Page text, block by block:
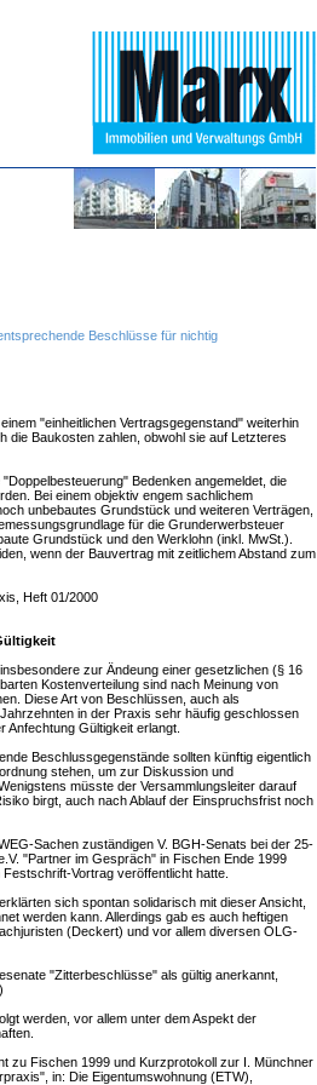
Beschlüsse für nichtig
"einheitlichen Vertragsgegenstand" weiterhin
Baukosten zahlen, obwohl sie auf Letzteres
Bedenken angemeldet, die
Bei einem objektiv engem sachlichem
unbebautes Grundstück und weiteren Verträgen,
für die Grunderwerbsteuer
Grundstück und den Werklohn (inkl. MwSt.).
wenn der Bauvertrag mit zeitlichem Abstand zum
Heft 01/2000
zur Ändeung einer gesetzlichen (§ 16
Kostenverteilung sind nach Meinung von
Diese Art von Beschlüssen, auch als
in der Praxis sehr häufig geschlossen
Gültigkeit erlangt.
Beschlussgegenstände sollten künftig eigentlich
stehen, um zur Diskussion und
müsste der Versammlungsleiter darauf
birgt, auch nach Ablauf der Einspruchsfrist noch
Sachen zuständigen V. BGH-Senats bei der 25-
"Partner im Gespräch" in Fischen Ende 1999
Vortrag veröffentlicht hatte.
sich spontan solidarisch mit dieser Ansicht,
werden kann. Allerdings gab es auch heftigen
(Deckert) und vor allem diversen OLG-
"Zitterbeschlüsse" als gültig anerkannt,
werden, vor allem unter dem Aspekt der
zu Fischen 1999 und Kurzprotokoll zur I. Münchner
in: Die Eigentumswohnung (ETW),